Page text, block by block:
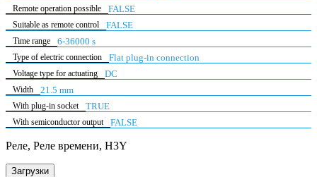
Remote operation possible FALSE
Suitable as remote control FALSE
Time range 6-36000 s
Type of electric connection Flat plug-in connection
Voltage type for actuating DC
Width 21.5 mm
With plug-in socket TRUE
With semiconductor output FALSE
Реле, Реле времени, H3Y
Загрузки